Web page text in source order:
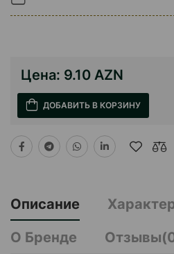
Цена: 9.10 AZN
ДОБАВИТЬ В КОРЗИНУ
Описание
О Бренде